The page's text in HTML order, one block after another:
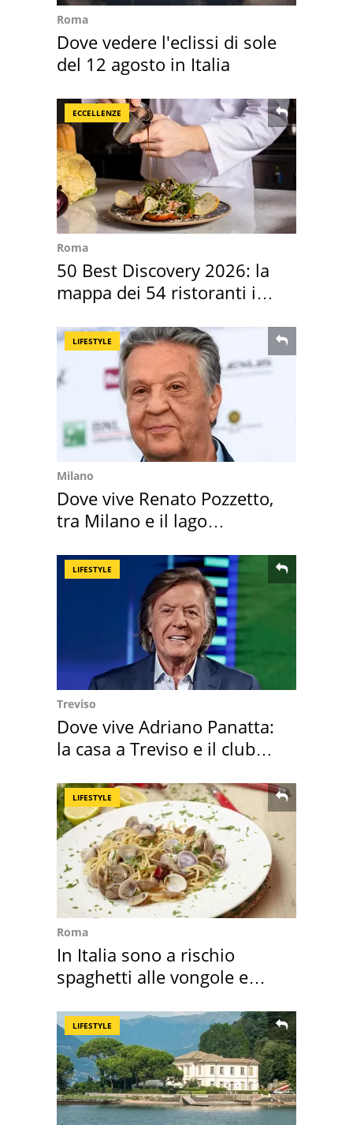
Roma
Dove vedere l'eclissi di sole
del 12 agosto in Italia
ECCELLENZE
Roma
50 Best Discovery 2026: la
mappa dei 54 ristoranti in
LIFESTYLE
Milano
Dove vive Renato Pozzetto,
tra Milano e il lago
LIFESTYLE
Treviso
Dove vive Adriano Panatta:
la casa a Treviso e il club
LIFESTYLE
Roma
In Italia sono a rischio
spaghetti alle vongole e
LIFESTYLE